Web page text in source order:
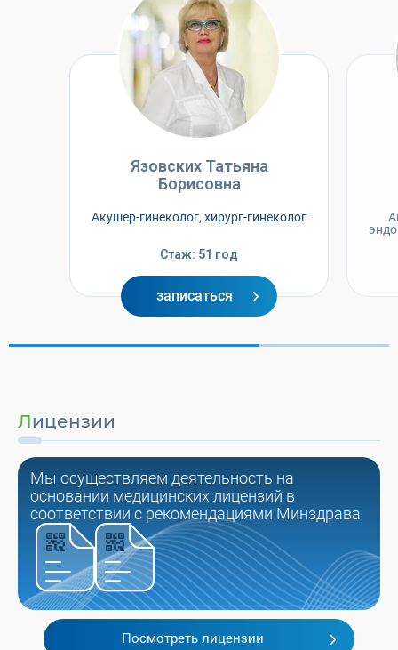
Лицензии
Мы осуществляем деятельность на
основании медицинских лицензий в
соответствии с рекомендациями Минздрава
Посмотреть лицензии
Язовских Татьяна
Борисовна
Акушер-гинеколог, хирург-гинеколог
Стаж: 51 год
записаться